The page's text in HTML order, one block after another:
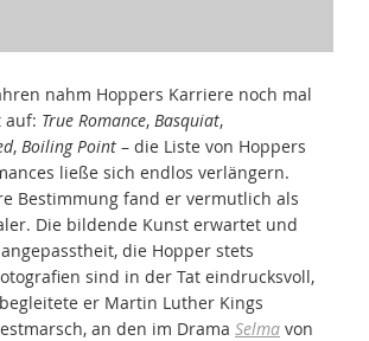
nahm Hoppers Karriere noch mal
auf: True Romance, Basquiat,
, Boiling Point – die Liste von Hoppers
ließe sich endlos verlängern.
Bestimmung fand er vermutlich als
Die bildende Kunst erwartet und
die Hopper stets
sind in der Tat eindrucksvoll,
er Martin Luther Kings
an den im Drama Selma von